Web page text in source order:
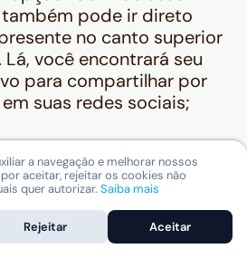
também pode ir direto
no canto superior
você encontrará seu
para compartilhar por
suas redes sociais;
a conta com seu
que você indicou
código no momento
conta para que os
ativados para ambos;
a navegação e melhorar nossos
aceitar, rejeitar os cookies não
quer autorizar. Saiba mais
Rejeitar Aceitar